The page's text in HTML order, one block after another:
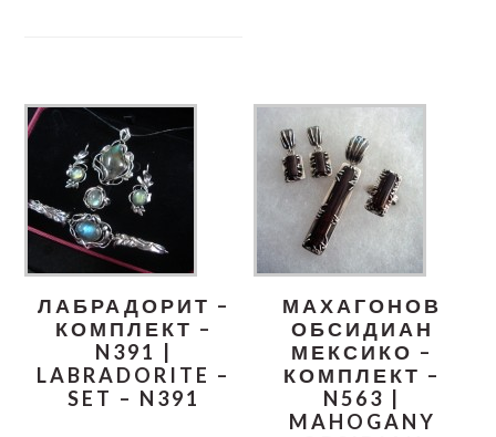
ЛАБРАДОРИТ –
КОМПЛЕКТ –
N391 |
LABRADORITE –
SET – N391
МАХАГОНОВ
ОБСИДИАН
МЕКСИКО –
КОМПЛЕКТ –
N563 |
MAHOGANY